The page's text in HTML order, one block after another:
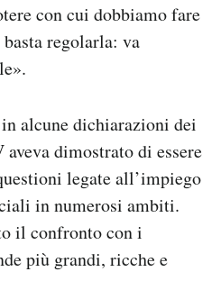
con cui dobbiamo fare
regolarla: va
alcune dichiarazioni dei
dimostrato di essere
legate all’impiego
in numerosi ambiti.
il confronto con i
più grandi, ricche e